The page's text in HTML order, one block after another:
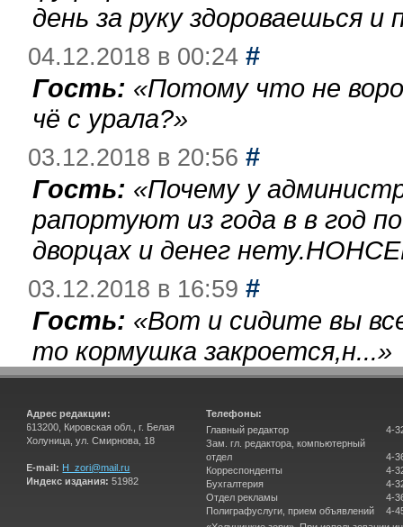
день за руку здороваешься
04.12.2018 в 00:24 #
Гость: «Потому что не
чё с урала?»
03.12.2018 в 20:56 #
Гость: «Почему у
рапортуют из года в в год
дворцах и денег
03.12.2018 в 16:59 #
Гость: «Вот и сидите вы
то кормушка закроется,н...»
Адрес редакции:
613200, Кировская обл., г. Белая
Холуница, ул. Смирнова, 18
E-mail: H_zori@mail.ru
Индекс издания: 51982
Телефоны:
Главный редактор
Зам. гл. редактора, компьютерный
отдел
Корреспонденты
Бухгалтерия
Отдел рекламы
Полиграфуслуги, прием объявлений
4-
4-
4-
4-
4-
4-